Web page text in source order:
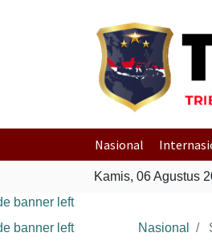
Nasional
Kamis, 06 Agustus
Nasional